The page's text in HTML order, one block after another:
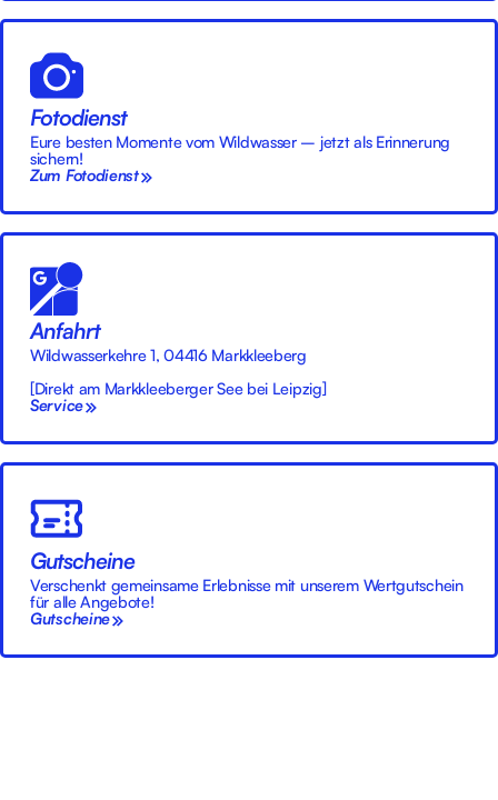
Fotodienst
Eure besten Momente vom Wildwasser – jetzt als Erinnerung
sichern!
Zum Fotodienst
Anfahrt
Wildwasserkehre 1, 04416 Markkleeberg
[Direkt am Markkleeberger See bei Leipzig]
Service
Gutscheine
Verschenkt gemeinsame Erlebnisse mit unserem Wertgutschein
für alle Angebote!
Gutscheine